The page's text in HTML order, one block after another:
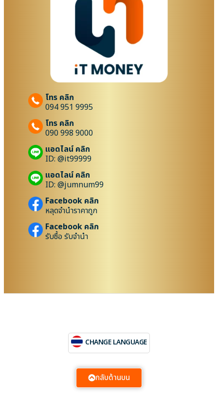
โทร คลิก
094 951 9995
โทร คลิก
090 998 9000
แอดไลน์ คลิก
ID: @it99999
แอดไลน์ คลิก
ID: @jumnum99
Facebook คลิก
หลุดจำนำราคาถูก
Facebook คลิก
รับซื้อ รับจำนำ
CHANGE LANGUAGE
กลับด้านบน